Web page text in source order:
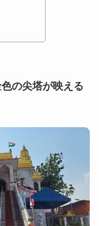
の尖塔が映える